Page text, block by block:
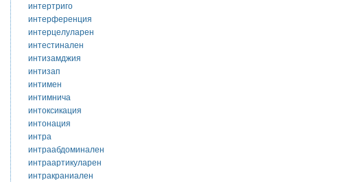
интертриго
интерференция
интерцелуларен
интестинален
интизамджия
интизап
интимен
интимнича
интоксикация
интонация
интра
интраабдоминален
интраартикуларен
интракраниален